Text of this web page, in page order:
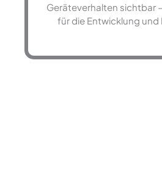
Geräteverhalten sichtbar
für die Entwicklung und